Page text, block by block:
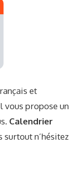
et
vous propose un
Calendrier
n’hésitez